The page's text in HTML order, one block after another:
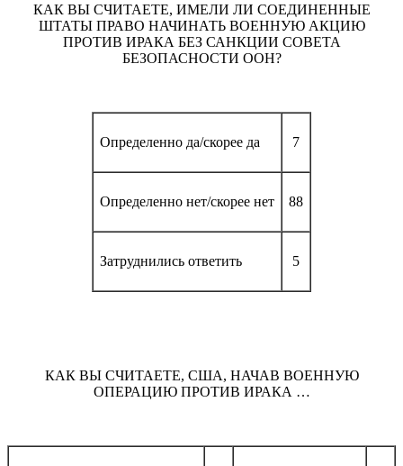
КАК ВЫ СЧИТАЕТЕ, ИМЕЛИ ЛИ СОЕДИНЕННЫЕ
ШТАТЫ ПРАВО НАЧИНАТЬ ВОЕННУЮ АКЦИЮ
ПРОТИВ ИРАКА БЕЗ САНКЦИИ СОВЕТА
БЕЗОПАСНОСТИ ООН?
Определенно да/скорее да 7
Определенно нет/скорее нет 88
Затруднились ответить 5
КАК ВЫ СЧИТАЕТЕ, США, НАЧАВ ВОЕННУЮ
ОПЕРАЦИЮ ПРОТИВ ИРАКА …